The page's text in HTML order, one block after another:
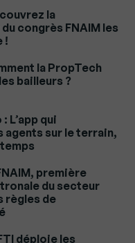
la
congrès FNAIM les
!
la PropTech
bailleurs ?
L’app qui
agents sur le terrain,
première
du secteur
règles de
déploie les